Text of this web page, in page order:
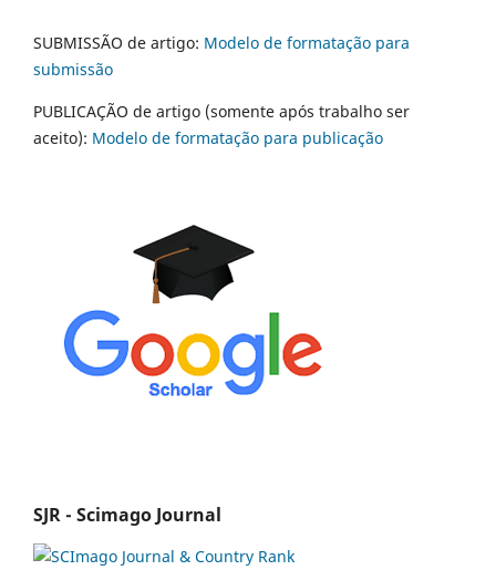
SUBMISSÃO de artigo: Modelo de formatação para
submissão
PUBLICAÇÃO de artigo (somente após trabalho ser
aceito): Modelo de formatação para publicação
SJR - Scimago Journal